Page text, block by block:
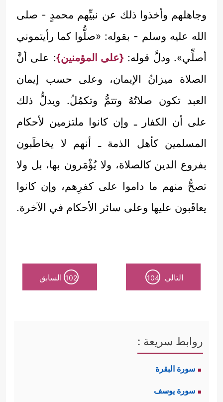
وجاهلهم وأخذوا ذلك عن نبيِّهم محمدٍ - صلى
الله عليه وسلم - بقوله: «صلُّوا كما رأيتموني
أصلِّي». ودلَّ قوله: {على المؤمنين}: على أنَّ
الصلاة ميزانُ الإيمان، وعلى حسب إيمان
العبد تكون صلاتُهُ وتتمُّ وتكمُلُ. ويدلُّ ذلك
على أن الكفار ـ وإن كانوا ملتزمين لأحكام
المسلمين كأهل الذمة ـ أنهم لا يخاطَبون
بفروع الدين كالصلاة، ولا يُؤْمَرون بها، بل ولا
تصحُّ منهم ما داموا على كفرِهم، وإن كانوا
يعاقَبون عليها وعلى سائر الأحكام في الآخرة.
التالي 104
102 السابق
روابط سريعة :
سورة البقرة
سورة يوسف